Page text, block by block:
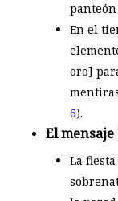
En el
oro]
6).
El
La